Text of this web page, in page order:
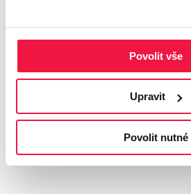
Povolit vše
Upravit
Povolit nutné